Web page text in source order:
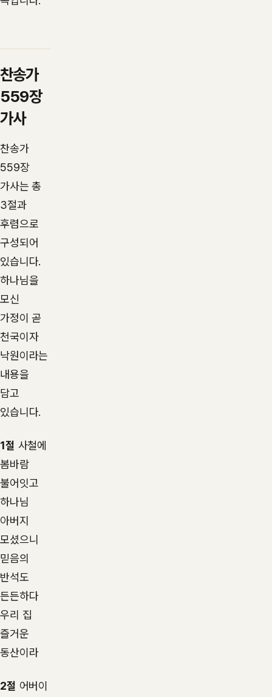
찬송가
559장
가사
찬송가
559장
가사는 총
3절과
후렴으로
구성되어
있습니다.
하나님을
모신
가정이 곧
천국이자
낙원이라는
내용을
담고
있습니다.
1절 사철에
봄바람
불어잇고
하나님
아버지
모셨으니
믿음의
반석도
든든하다
우리 집
즐거운
동산이라
2절 어버이